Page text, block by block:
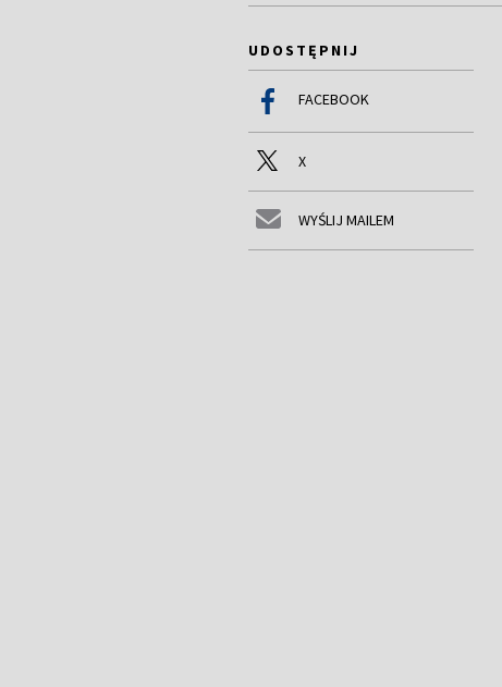
UDOSTĘPNIJ
FACEBOOK
X
WYŚLIJ MAILEM